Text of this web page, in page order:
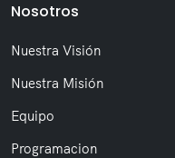
Nosotros
Nuestra Visión
Nuestra Misión
Equipo
Programacion